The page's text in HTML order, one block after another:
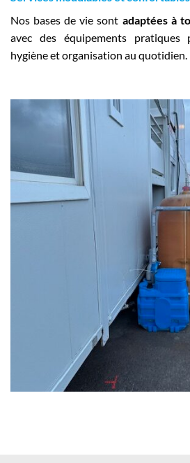
Nos bases de vie sont adaptées à
avec des équipements pratiques
hygiène et organisation au quotidien.